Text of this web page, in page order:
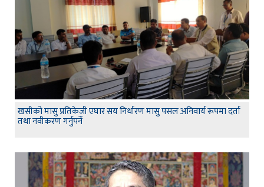
खसीको मासु प्रतिकेजी एघार सय निर्धारण मासु पसल अनिवार्य रूपमा दर्ता
तथा नवीकरण गर्नुपर्ने